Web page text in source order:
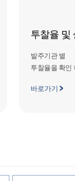
투찰율 및
발주기관 별
투찰율을 확인
바로가기